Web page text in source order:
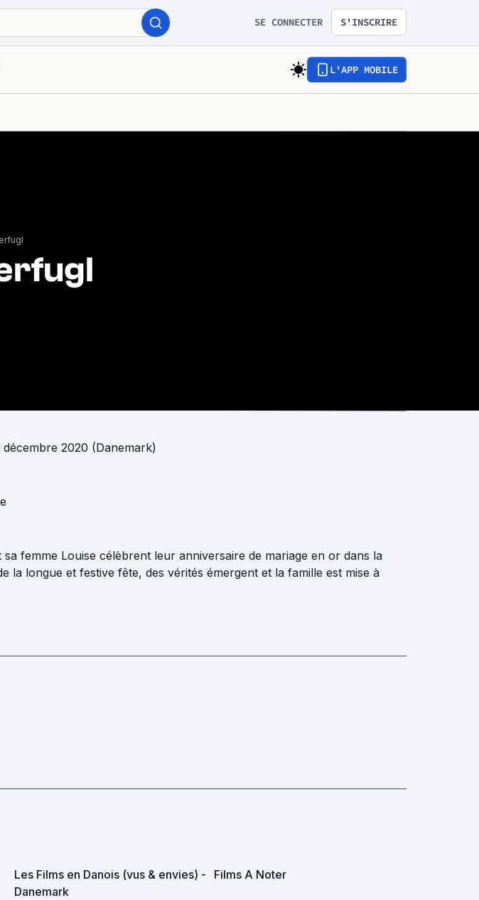
SE CONNECTER S'INSCRIRE
L'APP MOBILE
décembre 2020 (Danemark)
femme Louise célèbrent leur anniversaire de mariage en or dans la
la longue et festive fête, des vérités émergent et la famille est mise à
Les Films en Danois (vus & envies) -
Danemark
Films A Noter